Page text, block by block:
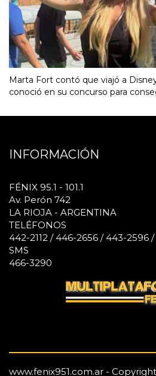
Marta Fort contó que viajó a
conoció en su concurso para
INFORMACIÓN
FÉNIX 95.1 - 101.1
Av. Perón 742
LA RIOJA - ARGENTINA
TELÉFONOS
442-2112 / 446-2656 / 443-2596
SMS
466-3290
www.fenix951.com.ar -